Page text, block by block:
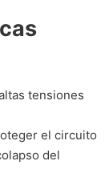
tensiones
el circuito
del